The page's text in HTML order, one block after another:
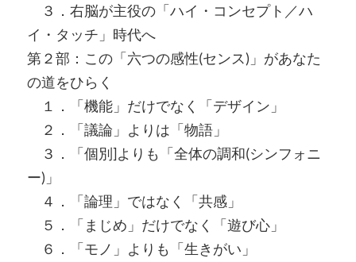
３．右脳が主役の「ハイ・コンセプト／ハ
イ・タッチ」時代へ
第２部：この「六つの感性(センス)」があなた
の道をひらく
１．「機能」だけでなく「デザイン」
２．「議論」よりは「物語」
３．「個別]よりも「全体の調和(シンフォニ
ー)」
４．「論理」ではなく「共感」
５．「まじめ」だけでなく「遊び心」
６．「モノ」よりも「生きがい」